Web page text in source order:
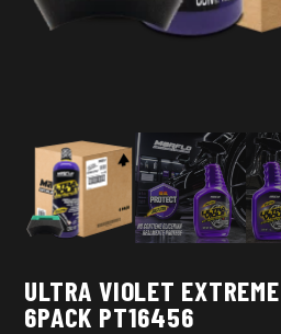
ULTRA VIOLET
6PACK PT16456